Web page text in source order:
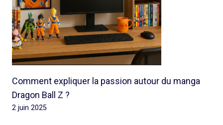
Comment expliquer la passion autour du manga
Dragon Ball Z ?
2 juin 2025